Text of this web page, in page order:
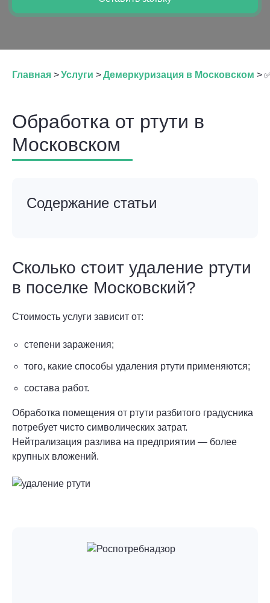
Главная >Услуги >Демеркуризация в Московском >
Обработка от ртути в
Московском
Содержание статьи
Сколько стоит удаление ртути
в поселке Московский?
Стоимость услуги зависит от:
степени заражения;
того, какие способы удаления ртути применяются;
состава работ.
Обработка помещения от ртути разбитого градусника
потребует чисто символических затрат.
Нейтрализация разлива на предприятии — более
крупных вложений.